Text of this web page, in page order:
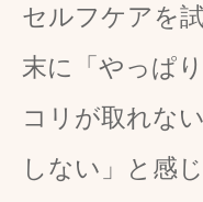
セルフケアを
末に「やっぱ
コリが取れな
しない」と感